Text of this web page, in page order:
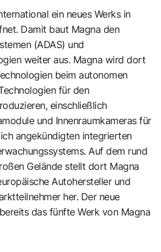
ein neues Werks in
Damit baut Magna den
(ADAS) und
weiter aus. Magna wird dort
beim autonomen
für den
einschließlich
und Innenraumkameras für
angekündigten integrierten
Auf dem rund
Gelände stellt dort Magna
Autohersteller und
her. Der neue
das fünfte Werk von Magna